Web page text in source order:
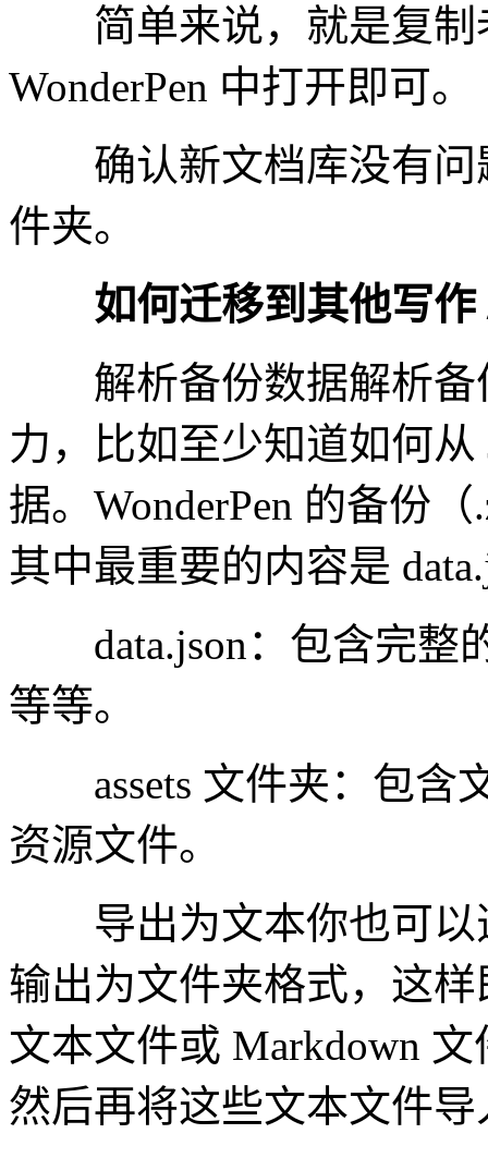
简单来说，就是复制
WonderPen 中打开即可。
确认新文档库没有问
件夹。
如何迁移到其他写作
解析备份数据​解析备
力，比如至少知道如何
据。WonderPen 的备份
其中最重要的内容是
data.json：包含完整
等等。
assets 文件夹：包含
资源文件。
导出为文本​你也可以
输出为文件夹格式，这
文本文件或 Markdown
然后再将这些文本文件